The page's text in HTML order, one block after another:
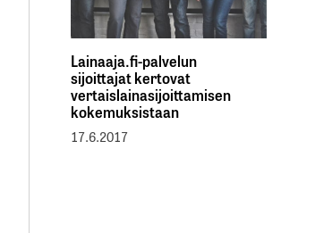
Lainaaja.fi-palvelun
sijoittajat kertovat
vertaislainasijoittamisen
kokemuksistaan
17.6.2017